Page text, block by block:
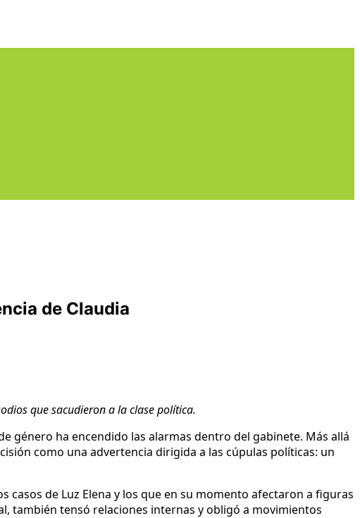
de Claudia
que sacudieron a la clase política.
género ha encendido las alarmas dentro del gabinete. Más allá
como una advertencia dirigida a las cúpulas políticas: un
de Luz Elena y los que en su momento afectaron a figuras
también tensó relaciones internas y obligó a movimientos